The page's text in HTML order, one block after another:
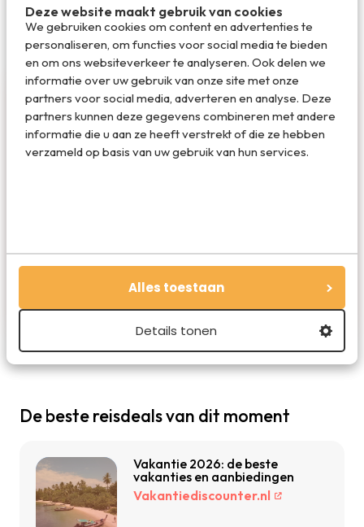
Deze website maakt gebruik van cookies
We gebruiken cookies om content en advertenties te
personaliseren, om functies voor social media te bieden
en om ons websiteverkeer te analyseren. Ook delen we
informatie over uw gebruik van onze site met onze
partners voor social media, adverteren en analyse. Deze
partners kunnen deze gegevens combineren met andere
informatie die u aan ze heeft verstrekt of die ze hebben
verzameld op basis van uw gebruik van hun services.
Alles toestaan
Details tonen
hoogte van reisnieuws en trends in de reiswereld.
Volg ons ook via TikTok, Facebook en Instagram
De beste reisdeals van dit moment
Vakantie 2026: de beste
vakanties en aanbiedingen
Vakantiediscounter.nl